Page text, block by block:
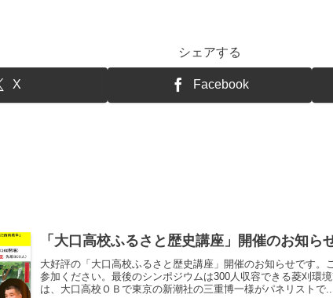
シェアする
X Facebook
「大口高校ふるさと歴史講座」開催のお知ら
大好評の「大口高校ふるさと歴史講座」開催のお知らせです。
参加ください。最後のシンポジウムは300人収容できる菱刈環
は、大口高校ＯＢで東京の新潮社の三重博一様がパネリストで...